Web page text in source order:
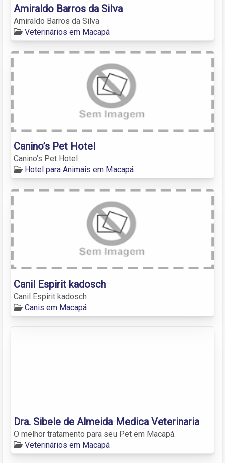
Amiraldo Barros da Silva
Amiraldo Barros da Silva
Veterinários em Macapá
Canino’s Pet Hotel
Canino's Pet Hotel
Hotel para Animais em Macapá
Canil Espirit kadosch
Canil Espirit kadosch
Canis em Macapá
Dra. Sibele de Almeida Medica Veterinaria
O melhor tratamento para seu Pet em Macapá.
Veterinários em Macapá